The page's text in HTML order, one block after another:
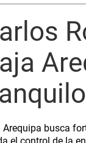
Arequipa busca